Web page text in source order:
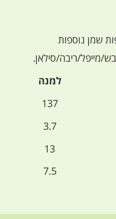
מייפל/ריבה/סילאן.
למנה
137
3.7
13
7.5